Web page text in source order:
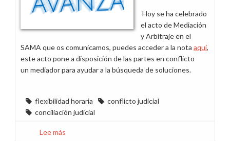
Hoy se ha celebrado
el acto de Mediación
y Arbitraje en el
SAMA que os comunicamos, puedes acceder a la nota aquí,
este acto pone a disposición de las partes en conflicto
un mediador para ayudar a la búsqueda de soluciones.
flexibilidad horaria
conflicto judicial
conciliación judicial
Lee más